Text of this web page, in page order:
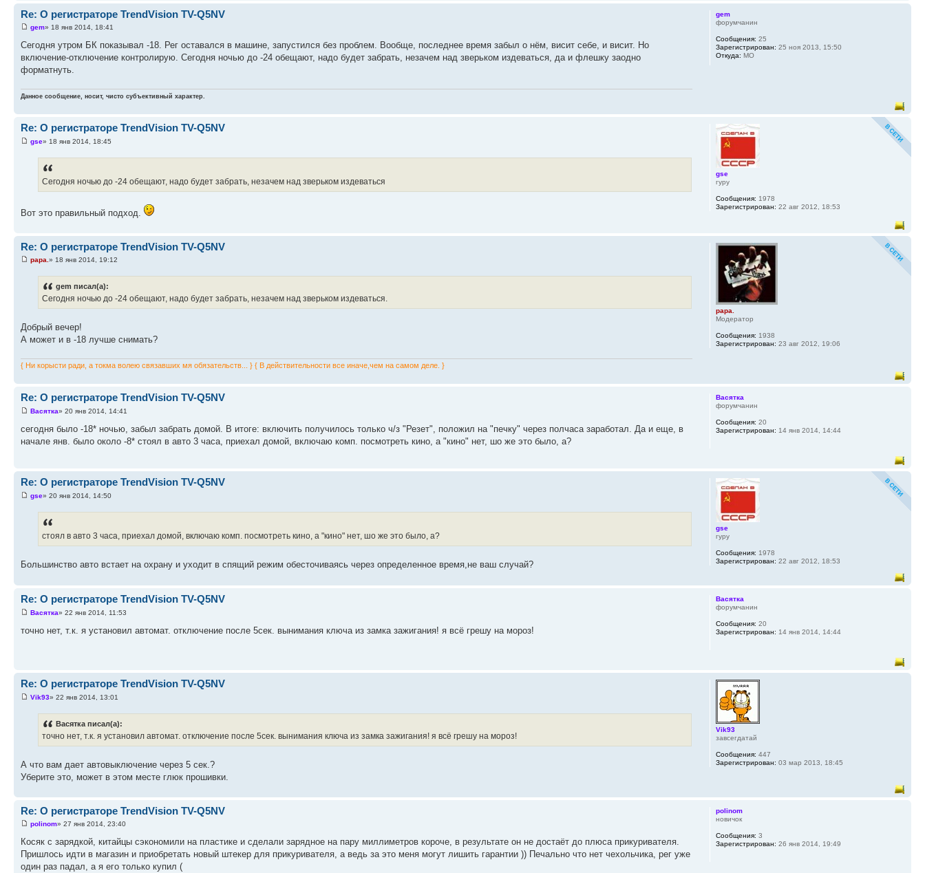
Re: О регистраторе TrendVision TV-Q5NV
gem» 18 янв 2014, 18:41
Сегодня утром БК показывал -18. Рег оставался в машине, запустился без проблем. Вообще, последнее время забыл о нём, висит себе, и висит. Но
включение-отключение контролирую. Сегодня ночью до -24 обещают, надо будет забрать, незачем над зверьком издеваться, да и флешку заодно
форматнуть.
Данное сообщение, носит, чисто субъективный характер.
gem
форумчанин
Сообщения: 25
Зарегистрирован: 25 ноя 2013, 15:50
Откуда: МО
Re: О регистраторе TrendVision TV-Q5NV
gse» 18 янв 2014, 18:45
Сегодня ночью до -24 обещают, надо будет забрать, незачем над зверьком издеваться
Вот это правильный подход.
gse
гуру
Сообщения: 1978
Зарегистрирован: 22 авг 2012, 18:53
Re: О регистраторе TrendVision TV-Q5NV
papa.» 18 янв 2014, 19:12
gem писал(а):
Сегодня ночью до -24 обещают, надо будет забрать, незачем над зверьком издеваться.
Добрый вечер!
А может и в -18 лучше снимать?
{ Ни корысти ради, а токма волею связавших мя обязательств... } { В действительности все иначе,чем на самом деле. }
papa.
Модератор
Сообщения: 1938
Зарегистрирован: 23 авг 2012, 19:06
Re: О регистраторе TrendVision TV-Q5NV
Васятка» 20 янв 2014, 14:41
сегодня было -18* ночью, забыл забрать домой. В итоге: включить получилось только ч/з "Резет", положил на "печку" через полчаса заработал. Да и еще, в
начале янв. было около -8* стоял в авто 3 часа, приехал домой, включаю комп. посмотреть кино, а "кино" нет, шо же это было, а?
Васятка
форумчанин
Сообщения: 20
Зарегистрирован: 14 янв 2014, 14:44
Re: О регистраторе TrendVision TV-Q5NV
gse» 20 янв 2014, 14:50
стоял в авто 3 часа, приехал домой, включаю комп. посмотреть кино, а "кино" нет, шо же это было, а?
Большинство авто встает на охрану и уходит в спящий режим обесточиваясь через определенное время,не ваш случай?
gse
гуру
Сообщения: 1978
Зарегистрирован: 22 авг 2012, 18:53
Re: О регистраторе TrendVision TV-Q5NV
Васятка» 22 янв 2014, 11:53
точно нет, т.к. я установил автомат. отключение после 5сек. вынимания ключа из замка зажигания! я всё грешу на мороз!
Васятка
форумчанин
Сообщения: 20
Зарегистрирован: 14 янв 2014, 14:44
Re: О регистраторе TrendVision TV-Q5NV
Vik93» 22 янв 2014, 13:01
Васятка писал(а):
точно нет, т.к. я установил автомат. отключение после 5сек. вынимания ключа из замка зажигания! я всё грешу на мороз!
А что вам дает автовыключение через 5 сек.?
Уберите это, может в этом месте глюк прошивки.
Vik93
завсегдатай
Сообщения: 447
Зарегистрирован: 03 мар 2013, 18:45
Re: О регистраторе TrendVision TV-Q5NV
polinom» 27 янв 2014, 23:40
Косяк с зарядкой, китайцы сэкономили на пластике и сделали зарядное на пару миллиметров короче, в результате он не достаёт до плюса прикуривателя.
Пришлось идти в магазин и приобретать новый штекер для прикуривателя, а ведь за это меня могут лишить гарантии )) Печально что нет чехольчика, рег уже
один раз падал, а я его только купил (
polinom
новичок
Сообщения: 3
Зарегистрирован: 26 янв 2014, 19:49